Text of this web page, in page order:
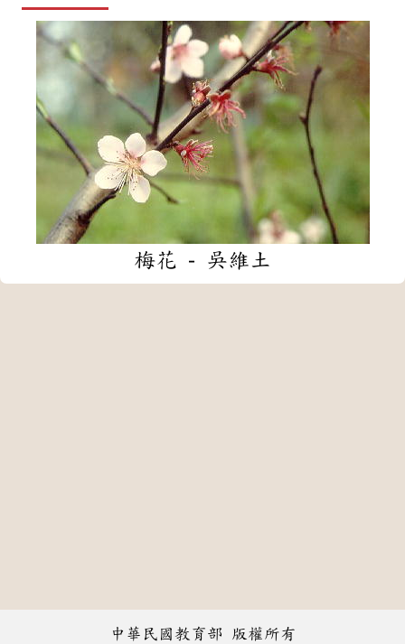
梅花 - 吳維土
中華民國教育部 版權所有